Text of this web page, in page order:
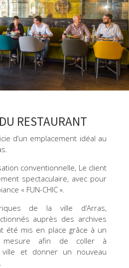
RESTAURANT
d’un emplacement idéal au
conventionnelle, Le client
spectaculaire, avec pour
« FUN-CHIC ».
de la ville d’Arras,
auprès des archives
été mis en place grâce à un
afin de coller à
ville et donner un nouveau